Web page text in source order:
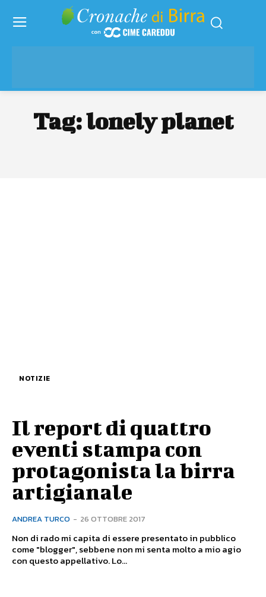
Tag:lonely planet
NOTIZIE
Il report di quattro
eventi stampa con
protagonista la birra
artigianale
ANDREA TURCO - 26 OTTOBRE 2017
Non di rado mi capita di essere presentato in pubblico
come "blogger", sebbene non mi senta molto a mio agio
con questo appellativo. Lo...